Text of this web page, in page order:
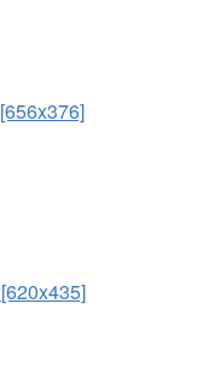
[656x376]
[620x435]